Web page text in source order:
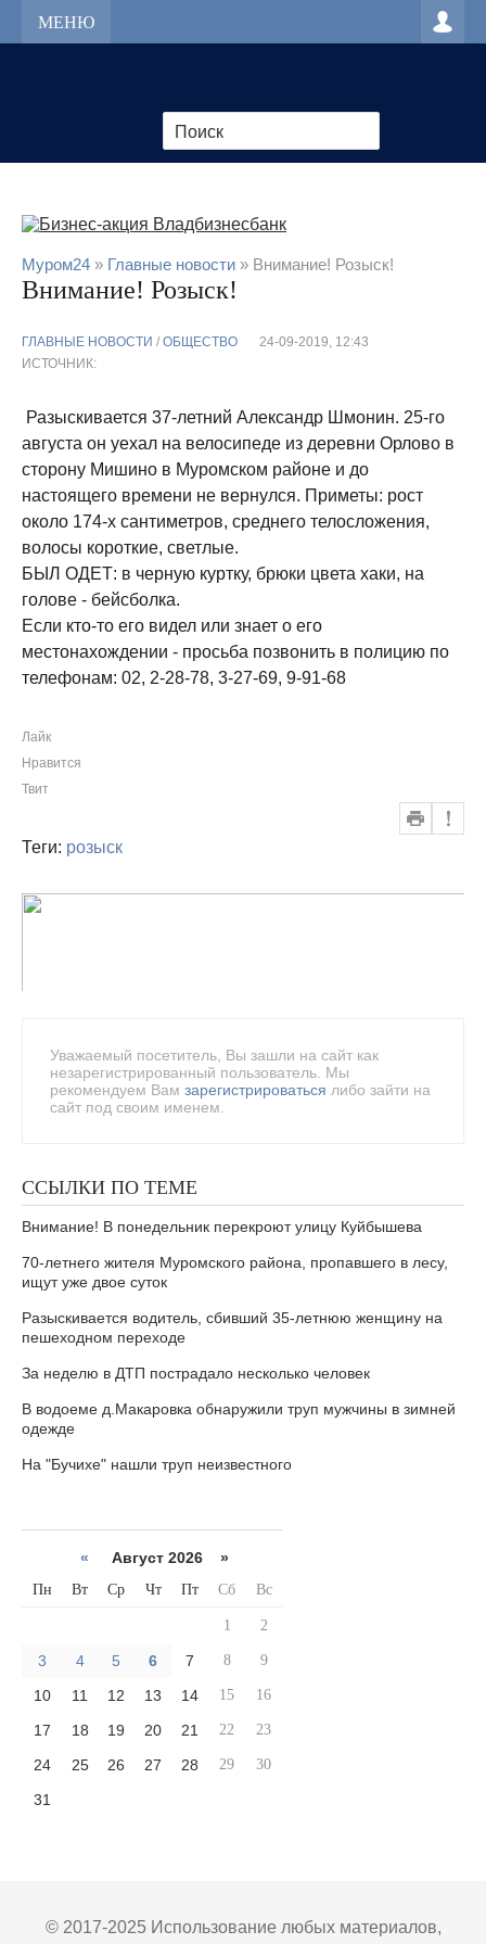
МЕНЮ
Муром24 » Главные новости » Внимание! Розыск!
Внимание! Розыск!
ГЛАВНЫЕ НОВОСТИ / ОБЩЕСТВО
24-09-2019, 12:43
ИСТОЧНИК:
Разыскивается 37-летний Александр Шмонин. 25-го
августа он уехал на велосипеде из деревни Орлово в
сторону Мишино в Муромском районе и до
настоящего времени не вернулся. Приметы: рост
около 174-х сантиметров, среднего телосложения,
волосы короткие, светлые.
БЫЛ ОДЕТ: в черную куртку, брюки цвета хаки, на
голове - бейсболка.
Если кто-то его видел или знает о его
местонахождении - просьба позвонить в полицию по
телефонам: 02, 2-28-78, 3-27-69, 9-91-68
Лайк
Нравится
Твит
Теги: розыск
Уважаемый посетитель, Вы зашли на сайт как
незарегистрированный пользователь. Мы
рекомендуем Вам зарегистрироваться либо зайти на
сайт под своим именем.
ССЫЛКИ ПО ТЕМЕ
Внимание! В понедельник перекроют улицу Куйбышева
70-летнего жителя Муромского района, пропавшего в лесу,
ищут уже двое суток
Разыскивается водитель, сбивший 35-летнюю женщину на
пешеходном переходе
За неделю в ДТП пострадало несколько человек
В водоеме д.Макаровка обнаружили труп мужчины в зимней
одежде
На "Бучихе" нашли труп неизвестного
« Август 2026 »
Пн Вт Ср Чт Пт Сб Вс
1 2
3 4 5 6 7 8 9
10 11 12 13 14 15 16
17 18 19 20 21 22 23
24 25 26 27 28 29 30
31
© 2017-2025 Использование любых материалов,